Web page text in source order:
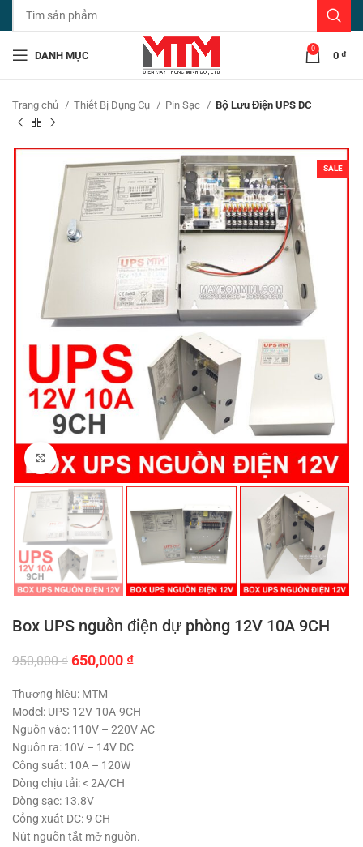
DANH MỤC
0
0 ₫
Trang chủ Thiết Bị Dụng Cụ Pin Sạc Bộ Lưu Điện UPS DC
SALE
Click to enlarge
Box UPS nguồn điện dự phòng 12V 10A 9CH
950,000₫ Giá
là:
950,000 ₫.
650,000 ₫Giá
là:
650,000 ₫.
Thương hiệu: MTM
Model: UPS-12V-10A-9CH
Nguồn vào: 110V – 220V AC
Nguồn ra: 10V – 14V DC
Công suất: 10A – 120W
Dòng chịu tải: < 2A/CH
Dòng sạc: 13.8V
Cổng xuất DC: 9 CH
Nút nguồn tắt mở nguồn.